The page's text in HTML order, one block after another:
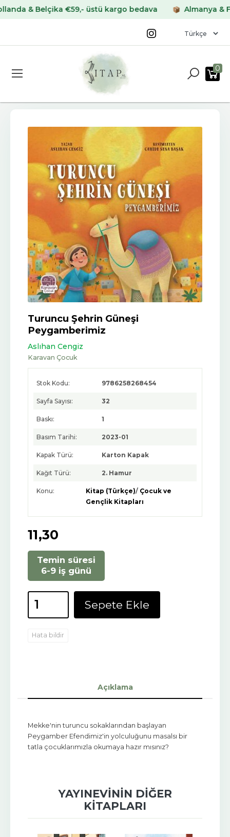
& Belçika €59,- üstü kargo bedava Almanya &
0
Turuncu Şehrin Güneşi
Peygamberimiz
Aslıhan Cengiz
Karavan Çocuk
Stok Kodu: 9786258268454
Sayfa Sayısı: 32
Baskı: 1
Basım Tarihi: 2023-01
Kapak Türü: Karton Kapak
Kağıt Türü: 2. Hamur
Konu: Kitap (Türkçe)/ Çocuk ve
Gençlik Kitapları
11,30
Temin süresi
6-9 iş günü
Sepete Ekle
Hata bildir
Açıklama
Mekke'nin turuncu sokaklarından başlayan
Peygamber Efendimiz'in yolculuğunu masalsı bir
tatla çocuklarımızla okumaya hazır mısınız?
YAYINEVININ DIĞER
KITAPLARI